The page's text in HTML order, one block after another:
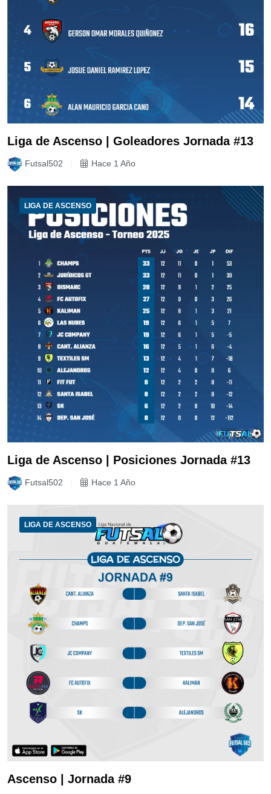
Liga de Ascenso | Goleadores Jornada #13
Futsal502 Hace 1 Año
LIGA DE ASCENSO
Liga de Ascenso | Posiciones Jornada #13
Futsal502 Hace 1 Año
LIGA DE ASCENSO
Ascenso | Jornada #9